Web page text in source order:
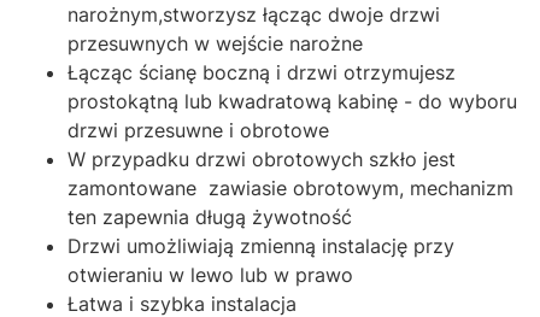
narożnym,stworzysz łącząc dwoje drzwi
przesuwnych w wejście narożne
Łącząc ścianę boczną i drzwi otrzymujesz
prostokątną lub kwadratową kabinę - do wyboru
drzwi przesuwne i obrotowe
W przypadku drzwi obrotowych szkło jest
zamontowane zawiasie obrotowym, mechanizm
ten zapewnia długą żywotność
Drzwi umożliwiają zmienną instalację przy
otwieraniu w lewo lub w prawo
Łatwa i szybka instalacja